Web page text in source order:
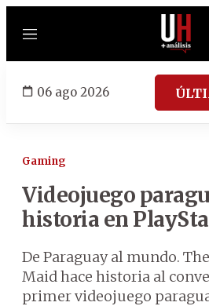
Menú
06 ago 2026
Gaming
Videojuego
historia en
De Paraguay al mundo.
Maid hace historia al
primer videojuego